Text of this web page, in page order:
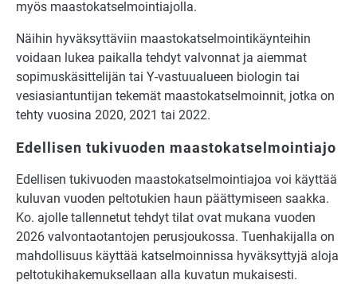
myös maastokatselmointiajolla.
Näihin hyväksyttäviin maastokatselmointikäynteihin
voidaan lukea paikalla tehdyt valvonnat ja aiemmat
sopimuskäsittelijän tai Y-vastuualueen biologin tai
vesiasiantuntijan tekemät maastokatselmoinnit, jotka on
tehty vuosina 2020, 2021 tai 2022.
Edellisen tukivuoden maastokatselmointiajo
Edellisen tukivuoden maastokatselmointiajoa voi käyttää
kuluvan vuoden peltotukien haun päättymiseen saakka.
Ko. ajolle tallennetut tehdyt tilat ovat mukana vuoden
2026 valvontaotantojen perusjoukossa. Tuenhakijalla on
mahdollisuus käyttää katselmoinnissa hyväksyttyjä aloja
peltotukihakemuksellaan alla kuvatun mukaisesti.